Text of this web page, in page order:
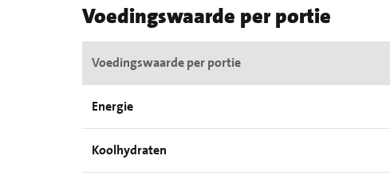
Voedingswaarde per portie
Voedingswaarde per portie
Energie
Koolhydraten